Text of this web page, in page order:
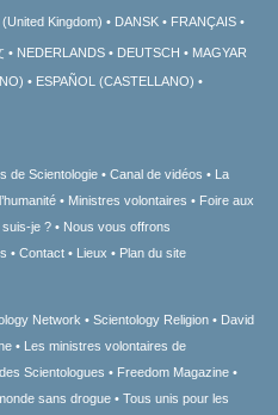
Kingdom) DANSK FRANÇAIS
NEDERLANDS DEUTSCH
MAGYAR
ESPAÑOL (CASTELLANO)
de Scientologie Canal de vidéos
La
Ministres volontaires
Foire aux
suis-je ?
Nous vous offrons
Contact Lieux Plan du site
Network Scientology Religion
David
Les ministres volontaires de
Scientologues
Freedom Magazine
sans drogue Tous unis pour les